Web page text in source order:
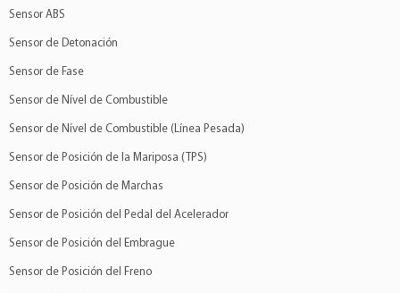
Sensor ABS
Sensor de Detonación
Sensor de Fase
Sensor de Nível de Combustible
Sensor de Nível de Combustible (Línea Pesada)
Sensor de Posición de la Mariposa (TPS)
Sensor de Posición de Marchas
Sensor de Posición del Pedal del Acelerador
Sensor de Posición del Embrague
Sensor de Posición del Freno